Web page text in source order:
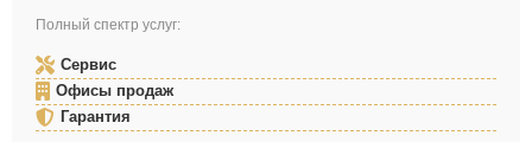
Полный спектр услуг:
Сервис
Офисы продаж
Гарантия